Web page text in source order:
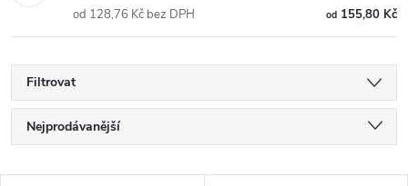
od155,80 Kč
od 128,76 Kč bez DPH
Filtrovat
Ř
a
Nejprodávanější